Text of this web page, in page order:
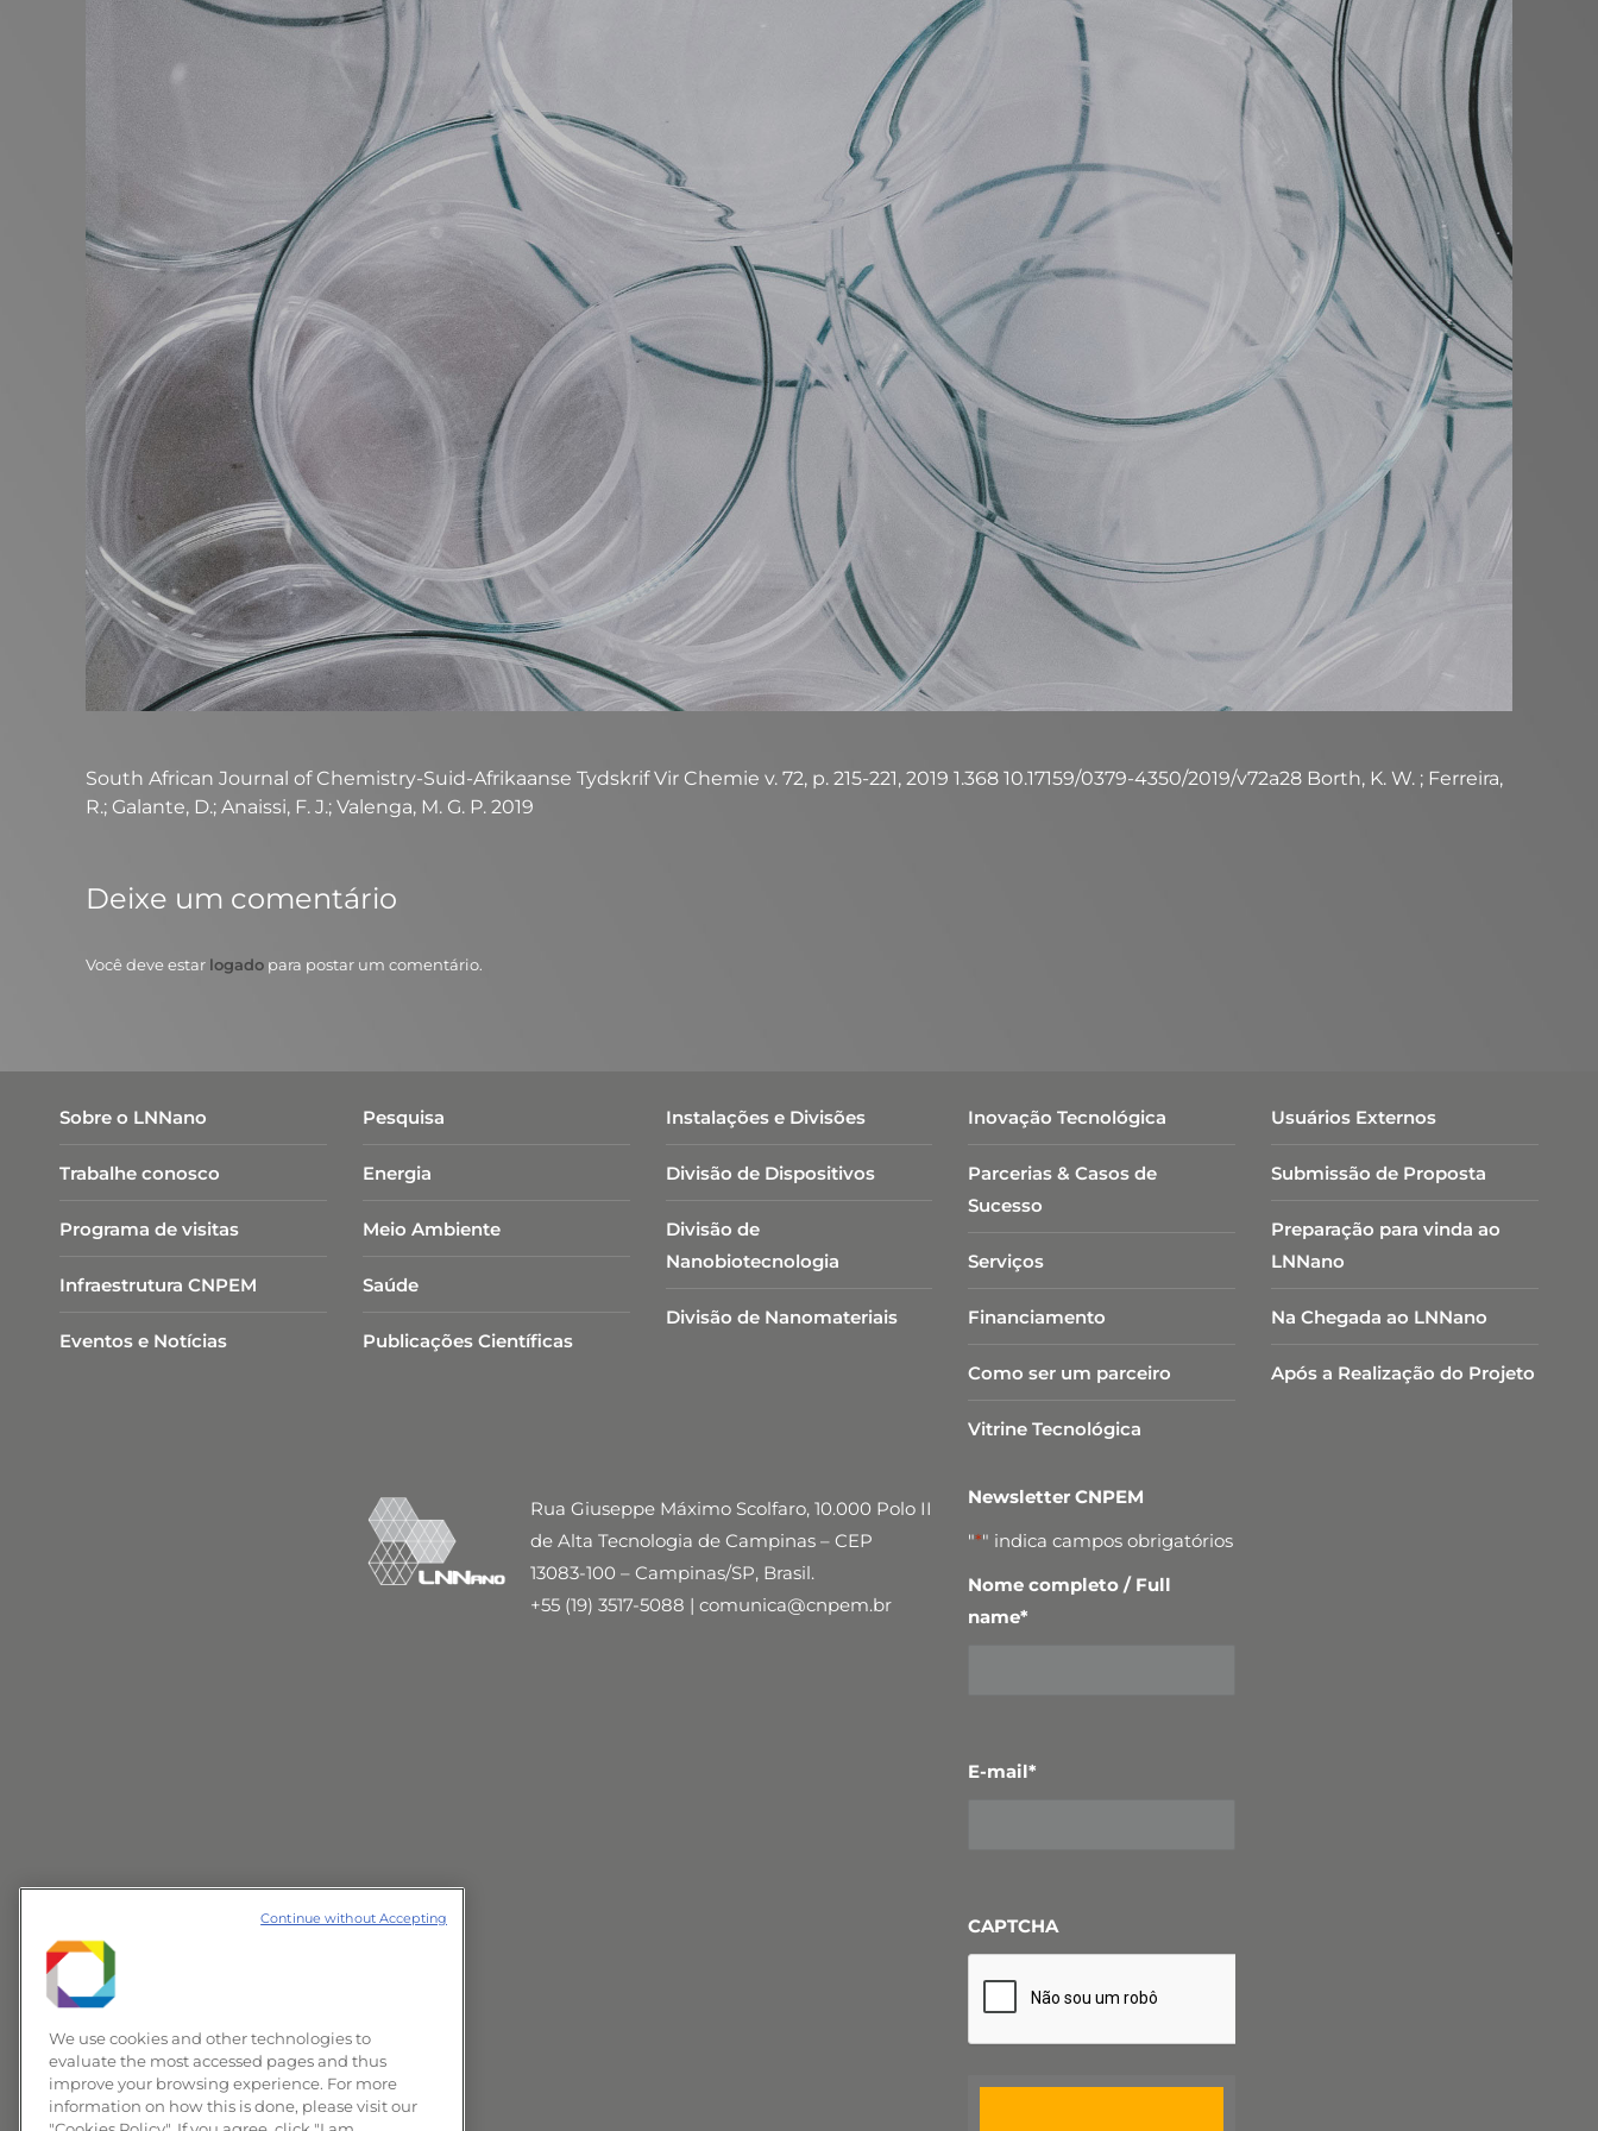
South African Journal of Chemistry-Suid-Afrikaanse Tydskrif Vir Chemie v. 72, p. 215-221, 2019 1.368 10.17159/0379-4350/2019/v72a28 Borth, K. W. ; Ferreira,
R.; Galante, D.; Anaissi, F. J.; Valenga, M. G. P. 2019
Deixe um comentário
Você deve estar logado para postar um comentário.
Sobre o LNNano
Trabalhe conosco
Programa de visitas
Infraestrutura CNPEM
Eventos e Notícias
Pesquisa
Energia
Meio Ambiente
Saúde
Publicações Científicas
Instalações e Divisões
Divisão de Dispositivos
Divisão de
Nanobiotecnologia​
Divisão de Nanomateriais
Inovação Tecnológica
Parcerias & Casos de
Sucesso
Serviços
Financiamento
Como ser um parceiro
Vitrine Tecnológica
Usuários Externos
Submissão de Proposta
Preparação para vinda ao
LNNano
Na Chegada ao LNNano
Após a Realização do Projeto
Rua Giuseppe Máximo Scolfaro, 10.000 Polo II
de Alta Tecnologia de Campinas – CEP
13083-100 – Campinas/SP, Brasil.
+55 (19) 3517-5088 | comunica@cnpem.br
Newsletter CNPEM
"*" indica campos obrigatórios
Nome completo / Full
name*
E-mail*
CAPTCHA
We use cookies and other technologies to
evaluate the most accessed pages and thus
improve your browsing experience. For more
information on how this is done, please visit our
Continue without Accepting